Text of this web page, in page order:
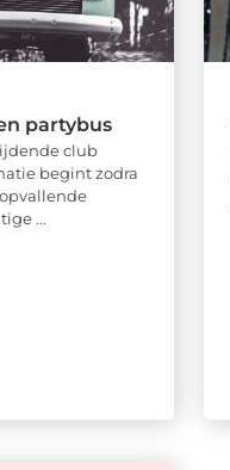
partybus
club
begint zodra
...